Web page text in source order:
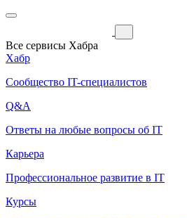
Все сервисы Хабра
Хабр
Сообщество IT-специалистов
Q&A
Ответы на любые вопросы об IT
Карьера
Профессиональное развитие в IT
Курсы